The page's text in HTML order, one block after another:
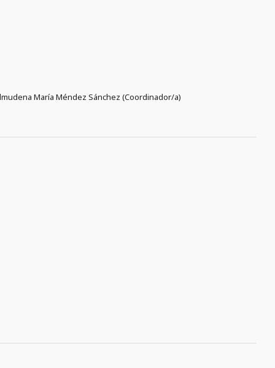
María Méndez Sánchez (Coordinador/a)